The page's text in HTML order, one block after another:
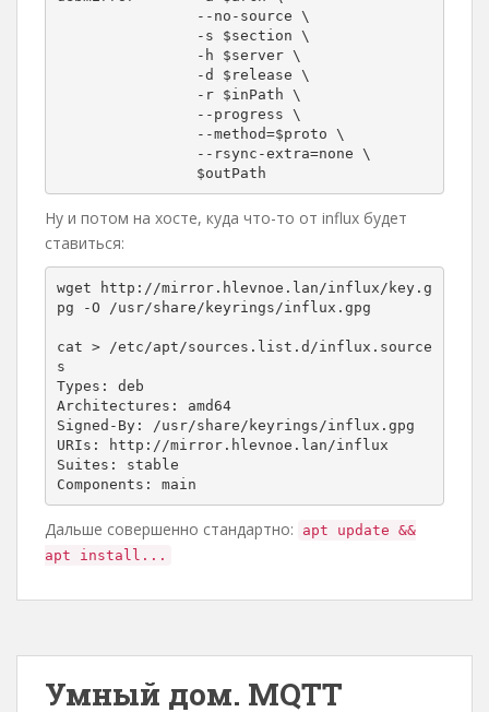
Ну и потом на хосте, куда что-то от influx будет
ставиться:
wget http://mirror.hlevnoe.lan/influx/key.g
pg -O /usr/share/keyrings/influx.gpg
cat > /etc/apt/sources.list.d/influx.source
s
Types: deb
Architectures: amd64
Signed-By: /usr/share/keyrings/influx.gpg
URIs: http://mirror.hlevnoe.lan/influx
Suites: stable
Components: main
Дальше совершенно стандартно:
apt update &&
apt install...
Умный дом. MQTT